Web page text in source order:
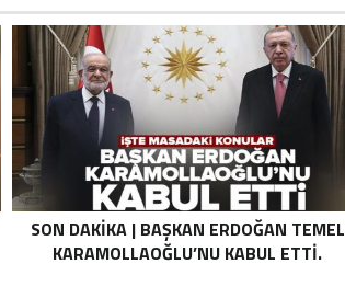
SON DAKIKA | BAŞKAN ERDOĞAN TEMEL
KARAMOLLAOĞLU’NU KABUL ETTI.